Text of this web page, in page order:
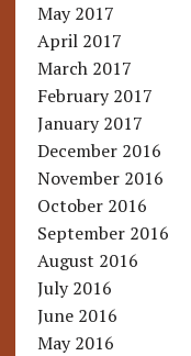
May 2017
April 2017
March 2017
February 2017
January 2017
December 2016
November 2016
October 2016
September 2016
August 2016
July 2016
June 2016
May 2016